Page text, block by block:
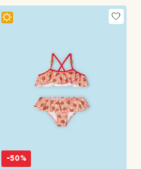
-50%